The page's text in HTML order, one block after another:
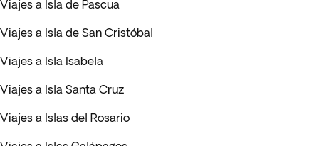
Viajes a Isla de Pascua
Viajes a Isla de San Cristóbal
Viajes a Isla Isabela
Viajes a Isla Santa Cruz
Viajes a Islas del Rosario